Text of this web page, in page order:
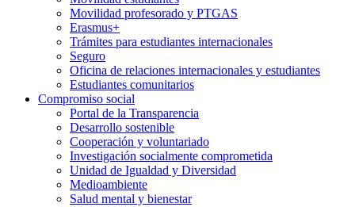
Movilidad profesorado y PTGAS
Erasmus+
Trámites para estudiantes internacionales
Seguro
Oficina de relaciones internacionales y estudiantes
Estudiantes comunitarios
Compromiso social
Portal de la Transparencia
Desarrollo sostenible
Cooperación y voluntariado
Investigación socialmente comprometida
Unidad de Igualdad y Diversidad
Medioambiente
Salud mental y bienestar